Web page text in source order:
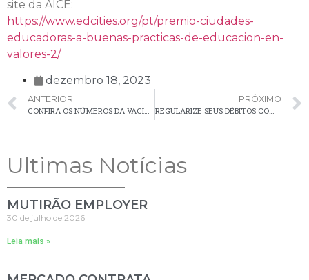
site da AICE:
https://www.edcities.org/pt/premio-ciudades-
educadoras-a-buenas-practicas-de-educacion-en-
valores-2/
dezembro 18, 2023
ANTERIOR
CONFIRA OS NÚMEROS DA VACINAÇÃO CONTRA A COVID-19 EM PALMEIRA
PRÓXIMO
REGULARIZE SEUS DÉBITOS COM A PREFEITURA DE PALMEIRA
Ultimas Notícias
MUTIRÃO EMPLOYER
30 de julho de 2026
Leia mais »